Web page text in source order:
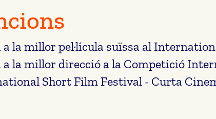
a la millor pel·lícula suïssa al
a la millor direcció a la Competició
Short Film Festival - Curta